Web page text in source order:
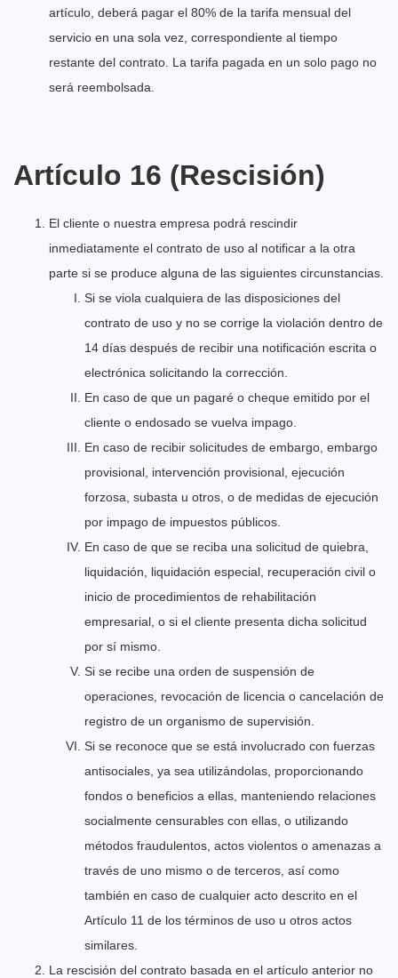
artículo, deberá pagar el 80% de la tarifa mensual del
servicio en una sola vez, correspondiente al tiempo
restante del contrato. La tarifa pagada en un solo pago no
será reembolsada.
Artículo 16 (Rescisión)
El cliente o nuestra empresa podrá rescindir
inmediatamente el contrato de uso al notificar a la otra
parte si se produce alguna de las siguientes circunstancias.
Si se viola cualquiera de las disposiciones del
contrato de uso y no se corrige la violación dentro de
14 días después de recibir una notificación escrita o
electrónica solicitando la corrección.
En caso de que un pagaré o cheque emitido por el
cliente o endosado se vuelva impago.
En caso de recibir solicitudes de embargo, embargo
provisional, intervención provisional, ejecución
forzosa, subasta u otros, o de medidas de ejecución
por impago de impuestos públicos.
En caso de que se reciba una solicitud de quiebra,
liquidación, liquidación especial, recuperación civil o
inicio de procedimientos de rehabilitación
empresarial, o si el cliente presenta dicha solicitud
por sí mismo.
Si se recibe una orden de suspensión de
operaciones, revocación de licencia o cancelación de
registro de un organismo de supervisión.
Si se reconoce que se está involucrado con fuerzas
antisociales, ya sea utilizándolas, proporcionando
fondos o beneficios a ellas, manteniendo relaciones
socialmente censurables con ellas, o utilizando
métodos fraudulentos, actos violentos o amenazas a
través de uno mismo o de terceros, así como
también en caso de cualquier acto descrito en el
Artículo 11 de los términos de uso u otros actos
similares.
La rescisión del contrato basada en el artículo anterior no